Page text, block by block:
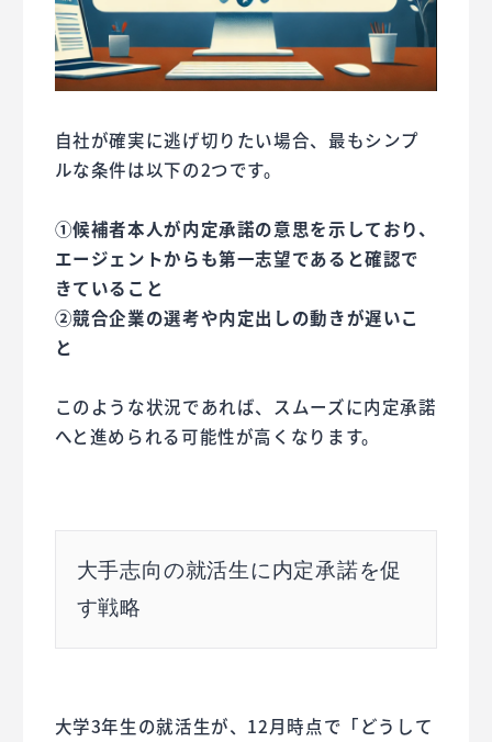
自社が確実に逃げ切りたい場合、最もシンプ
ルな条件は以下の2つです。
①候補者本人が内定承諾の意思を示しており、
エージェントからも第一志望であると確認で
きていること
②競合企業の選考や内定出しの動きが遅いこ
と
このような状況であれば、スムーズに内定承諾
へと進められる可能性が高くなります。
大手志向の就活生に内定承諾を促
す戦略
大学3年生の就活生が、12月時点で「どうして